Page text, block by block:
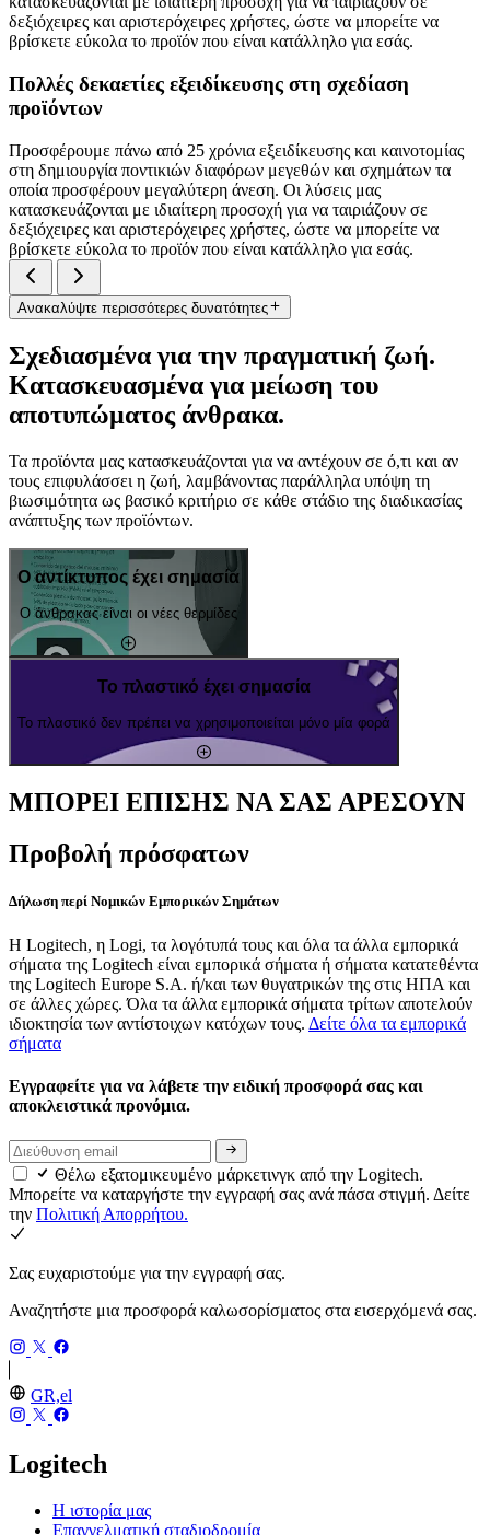
δεξιόχειρες και αριστερόχειρες χρήστες, ώστε να μπορείτε να
βρίσκετε εύκολα το προϊόν που είναι κατάλληλο για εσάς.
Πολλές δεκαετίες εξειδίκευσης στη σχεδίαση
προϊόντων
Προσφέρουμε πάνω από 25 χρόνια εξειδίκευσης και καινοτομίας
στη δημιουργία ποντικιών διαφόρων μεγεθών και σχημάτων τα
οποία προσφέρουν μεγαλύτερη άνεση. Οι λύσεις μας
κατασκευάζονται με ιδιαίτερη προσοχή για να ταιριάζουν σε
δεξιόχειρες και αριστερόχειρες χρήστες, ώστε να μπορείτε να
βρίσκετε εύκολα το προϊόν που είναι κατάλληλο για εσάς.
Ανακαλύψτε περισσότερες δυνατότητες
Σχεδιασμένα για την πραγματική ζωή.
Κατασκευασμένα για μείωση του
αποτυπώματος άνθρακα.
Τα προϊόντα μας κατασκευάζονται για να αντέχουν σε ό,τι και αν
τους επιφυλάσσει η ζωή, λαμβάνοντας παράλληλα υπόψη τη
βιωσιμότητα ως βασικό κριτήριο σε κάθε στάδιο της διαδικασίας
ανάπτυξης των προϊόντων.
Ο αντίκτυπος έχει σημασία
Ο άνθρακας είναι οι νέες θερμίδες
Το πλαστικό έχει σημασία
Το πλαστικό δεν πρέπει να χρησιμοποιείται μόνο μία φορά
ΜΠΟΡΕΙ ΕΠΙΣΗΣ ΝΑ ΣΑΣ ΑΡΕΣΟΥΝ
Προβολή πρόσφατων
Δήλωση περί Νομικών Εμπορικών Σημάτων
Η Logitech, η Logi, τα λογότυπά τους και όλα τα άλλα εμπορικά
σήματα της Logitech είναι εμπορικά σήματα ή σήματα κατατεθέντα
της Logitech Europe S.A. ή/και των θυγατρικών της στις ΗΠΑ και
σε άλλες χώρες. Όλα τα άλλα εμπορικά σήματα τρίτων αποτελούν
ιδιοκτησία των αντίστοιχων κατόχων τους. Δείτε όλα τα εμπορικά
σήματα
Εγγραφείτε για να λάβετε την ειδική προσφορά σας και
αποκλειστικά προνόμια.
Θέλω εξατομικευμένο μάρκετινγκ από την Logitech.
Μπορείτε να καταργήστε την εγγραφή σας ανά πάσα στιγμή. Δείτε
την Πολιτική Απορρήτου.
Σας ευχαριστούμε για την εγγραφή σας.
Αναζητήστε μια προσφορά καλωσορίσματος στα εισερχόμενά σας.
GR,el
Logitech
Η ιστορία μας
Επαγγελματική σταδιοδρομία